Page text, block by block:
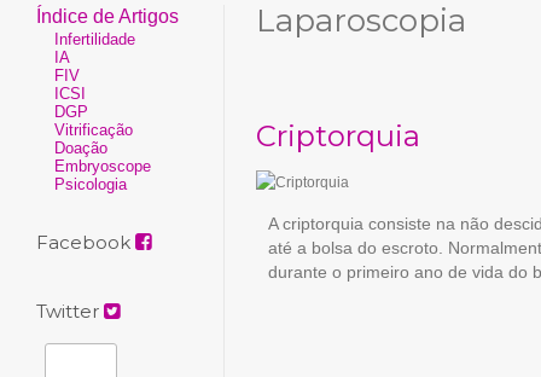
Índice de Artigos
Infertilidade
IA
FIV
ICSI
DGP
Vitrificação
Doação
Embryoscope
Psicologia
Facebook
Twitter
Laparoscopia
Criptorquia
A criptorquia consiste na não
até a bolsa do escroto.
durante o primeiro ano de vida do